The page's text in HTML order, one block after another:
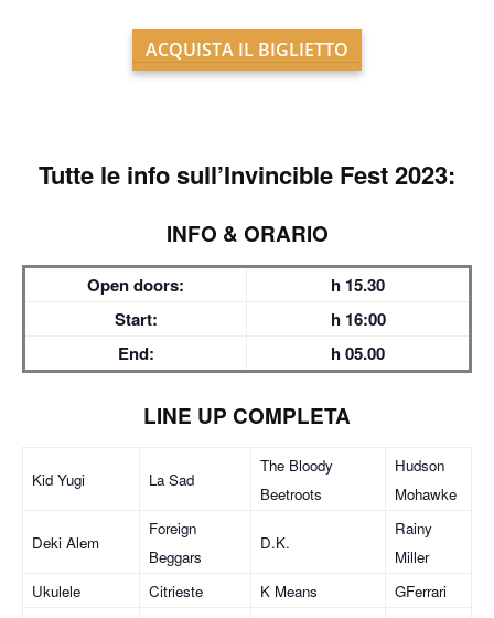
ACQUISTA IL BIGLIETTO
Tutte le info sull’Invincible Fest 2023:
INFO & ORARIO
Open doors:
h 15.30
Start:
h 16:00
End:
h 05.00
LINE UP COMPLETA
Kid Yugi La Sad
The Bloody
Beetroots
Hudson
Mohawke
Deki Alem
Foreign
Beggars
D.K.
Rainy
Miller
Ukulele
Citrieste K Means
GFerrari